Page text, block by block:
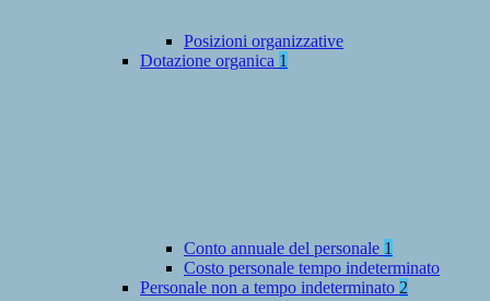
Posizioni organizzative
Dotazione organica 1
Conto annuale del personale 1
Costo personale tempo indeterminato
Personale non a tempo indeterminato 2